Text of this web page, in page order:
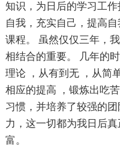
知识，为日后的学习工
自我，充实自己，提高
课程。 虽然仅仅三年，
相结合的重要。 几年的
理论 ，从有到无 ，从简
相应的提高 ，锻炼出吃
习惯，并培养了较强的
力，这一切都为我日后
富。